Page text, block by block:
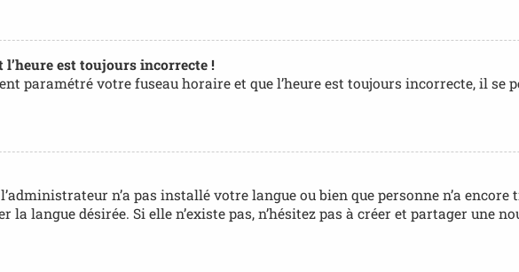
l’heure est toujours incorrecte !
paramétré votre fuseau horaire et que l’heure est toujours incorrecte, il se
n’a pas installé votre langue ou bien que personne n’a
langue désirée. Si elle n’existe pas, n’hésitez pas à créer et partager une